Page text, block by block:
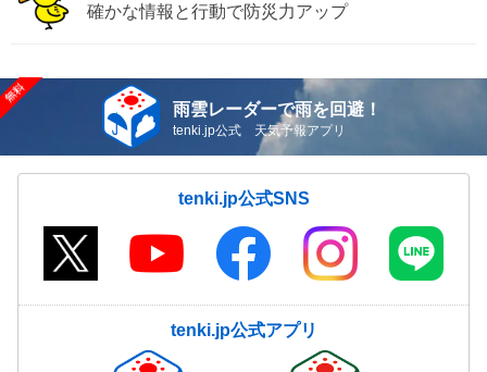
確かな情報と行動で防災力アップ
雨雲レーダーで雨を回避！
tenki.jp公式 天気予報アプリ
tenki.jp公式SNS
tenki.jp公式アプリ